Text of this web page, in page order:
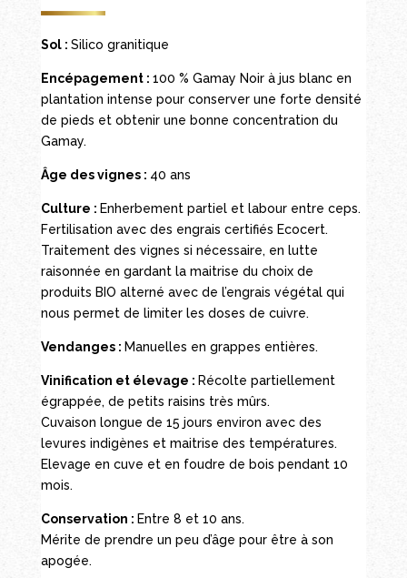
Sol : Silico granitique
Encépagement : 100 % Gamay Noir à jus blanc en
plantation intense pour conserver une forte densité
de pieds et obtenir une bonne concentration du
Gamay.
Âge des vignes : 40 ans
Culture : Enherbement partiel et labour entre ceps.
Fertilisation avec des engrais certifiés Ecocert.
Traitement des vignes si nécessaire, en lutte
raisonnée en gardant la maitrise du choix de
produits BIO alterné avec de l’engrais végétal qui
nous permet de limiter les doses de cuivre.
Vendanges : Manuelles en grappes entières.
Vinification et élevage : Récolte partiellement
égrappée, de petits raisins très mûrs.
Cuvaison longue de 15 jours environ avec des
levures indigènes et maitrise des températures.
Elevage en cuve et en foudre de bois pendant 10
mois.
Conservation : Entre 8 et 10 ans.
Mérite de prendre un peu d’âge pour être à son
apogée.